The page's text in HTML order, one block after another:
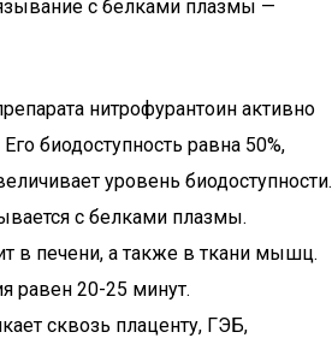
с белками плазмы —
нитрофурантоин активно
биодоступность равна 50%,
уровень биодоступности.
с белками плазмы.
в печени, а также в ткани мышц.
равен 20-25 минут.
сквозь плаценту, ГЭБ,